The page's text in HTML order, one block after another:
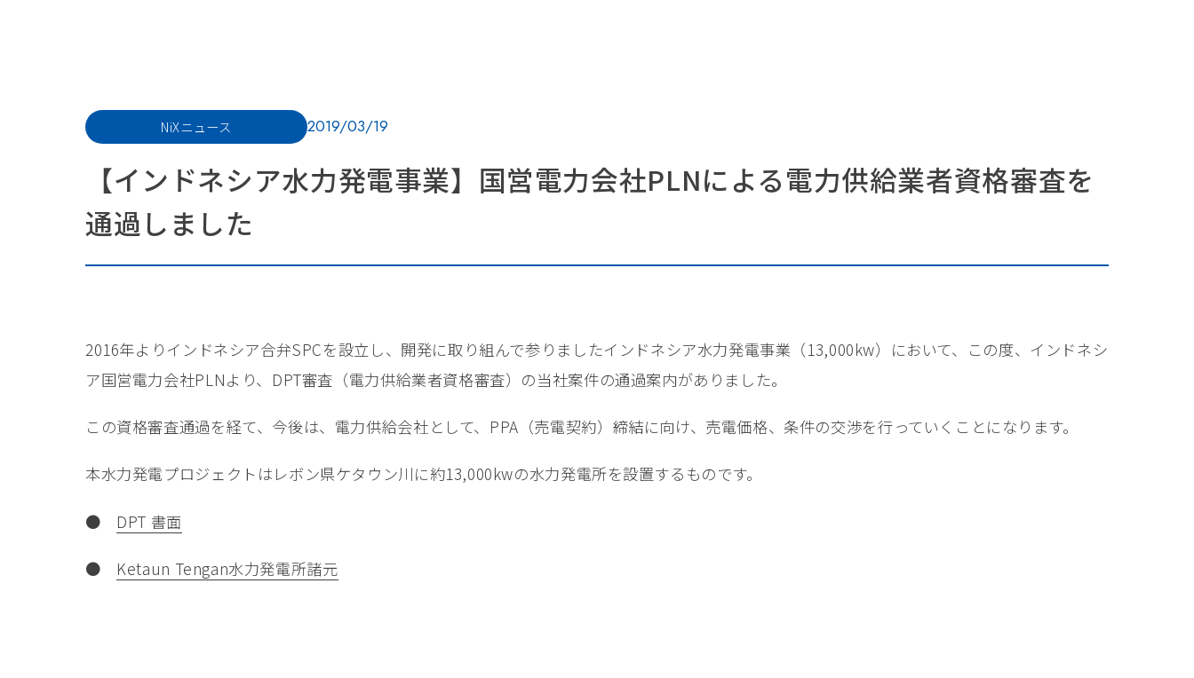
NiXニュース 2019/03/19
【インドネシア水力発電事業】国営電力会社PLNによる電力供給業者資格審査を
通過しました
2016年よりインドネシア合弁SPCを設立し、開発に取り組んで参りましたインドネシア水力発電事業（13,000kw）において、この度、インドネシ
ア国営電力会社PLNより、DPT審査（電力供給業者資格審査）の当社案件の通過案内がありました。
この資格審査通過を経て、今後は、電力供給会社として、PPA（売電契約）締結に向け、売電価格、条件の交渉を行っていくことになります。
本水力発電プロジェクトはレボン県ケタウン川に約13,000kwの水力発電所を設置するものです。
● DPT 書面
● Ketaun Tengan水力発電所諸元